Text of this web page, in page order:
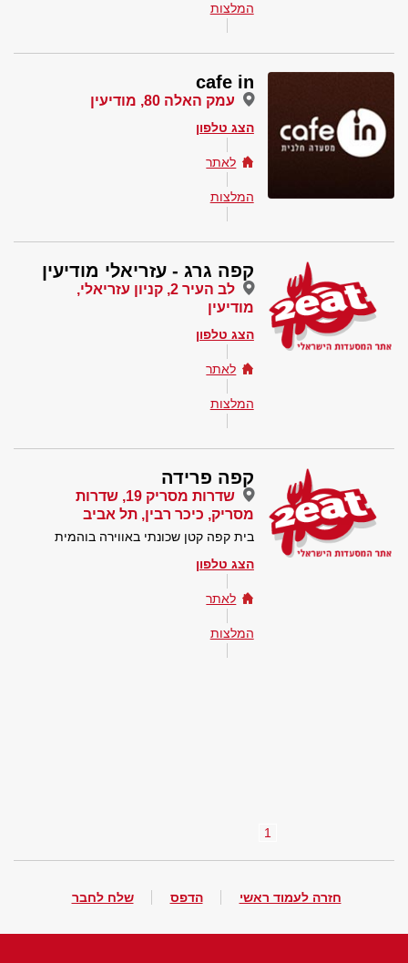
המלצות
cafe in
עמק האלה 80, מודיעין
הצג טלפון
לאתר
המלצות
קפה גרג - עזריאלי מודיעין
לב העיר 2, קניון עזריאלי,
מודיעין
הצג טלפון
לאתר
המלצות
קפה פרידה
שדרות מסריק 19, שדרות
מסריק, כיכר רבין, תל אביב
בית קפה קטן שכונתי באווירה בוהמית
הצג טלפון
לאתר
המלצות
1
חזרה לעמוד ראשי הדפס שלח לחבר